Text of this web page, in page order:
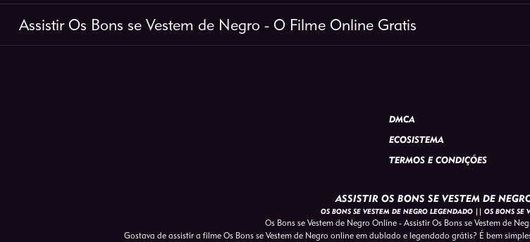
Assistir Os Bons se Vestem de Negro - O Filme Online Gratis
DMCA
ECOSISTEMA
TERMOS E CONDIÇÕES
ASSISTIR OS BONS SE VESTEM DE
OS BONS SE VESTEM DE NEGRO LEGENDADO || OS BONS SE
Os Bons se Vestem de Negro Online - Assistir Os Bons se Vestem de
Gostava de assistir a filme Os Bons se Vestem de Negro online em dublado e legendado grátis? É bem